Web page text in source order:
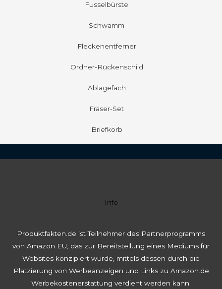
Fusselbürste
Schwamm
Fleckenentferner
Ordner-Rückenschild
Ablagefach
Fräser-Set
Briefkorb
Info
Produktfakten.de ist Teilnehmer des Partnerprogramms
von Amazon EU, das zur Bereitstellung eines Mediums für
Websites konzipiert wurde, mittels dessen durch die
Platzierung von Werbeanzeigen und Links zu Amazon.de
Werbekostenerstattung verdient werden kann.